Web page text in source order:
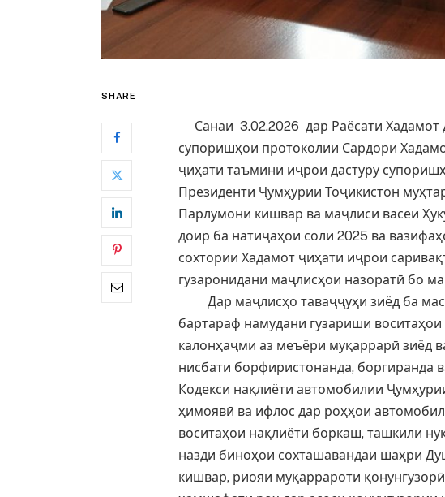
SHARE
Санаи 3.02.2026 дар Раёсати Хадамот
супоришҳои протоколии Сардори
ҷиҳати таъмини иҷрои дастуру
Президенти Ҷумҳурии Тоҷикистон
Парлумони кишвар ва маҷлиси васеи
доир ба натиҷаҳои соли 2025 ва
сохтории Хадамот ҷиҳати иҷрои
гузаронидани маҷлисҳои назоратӣ бо
Дар маҷлисҳо таваҷҷуҳи зиёд ба
бартараф намудани гузариши воситаҳои
калонҳаҷми аз меъёри муқаррарӣ зиёд
нисбати борфиристонанда, боргиранда
Кодекси нақлиёти автомобилии
ҳимоявӣ ва ифлос дар роҳҳои
воситаҳои нақлиёти боркаш, ташкили
назди биноҳои сохташавандаи шаҳри
кишвар, риояи муқаррароти